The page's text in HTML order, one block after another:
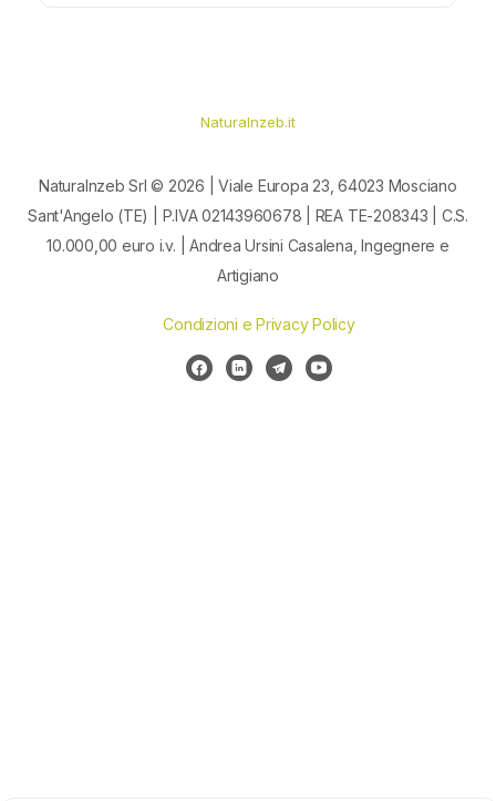
Naturalnzeb.it
Naturalnzeb Srl © 2026 | Viale Europa 23, 64023 Mosciano
Sant'Angelo (TE) | P.IVA 02143960678 | REA TE-208343 | C.S.
10.000,00 euro i.v. | Andrea Ursini Casalena, Ingegnere e
Artigiano
Condizioni e Privacy Policy